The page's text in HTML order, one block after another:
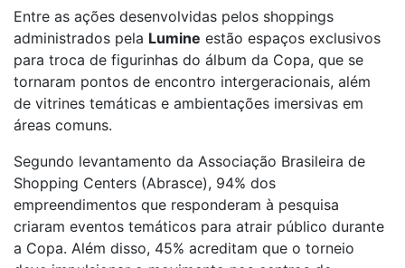
Entre as ações desenvolvidas pelos shoppings
administrados pela Lumine estão espaços exclusivos
para troca de figurinhas do álbum da Copa, que se
tornaram pontos de encontro intergeracionais, além
de vitrines temáticas e ambientações imersivas em
áreas comuns.
Segundo levantamento da Associação Brasileira de
Shopping Centers (Abrasce), 94% dos
empreendimentos que responderam à pesquisa
criaram eventos temáticos para atrair público durante
a Copa. Além disso, 45% acreditam que o torneio